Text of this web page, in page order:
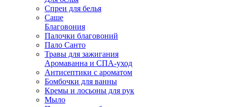
Спреи для белья
Саше
Благовония
Палочки благовоний
Пало Санто
Травы для зажигания
Аромаванна и СПА-уход
Антисептики с ароматом
Бомбочки для ванны
Кремы и лосьоны для рук
Мыло